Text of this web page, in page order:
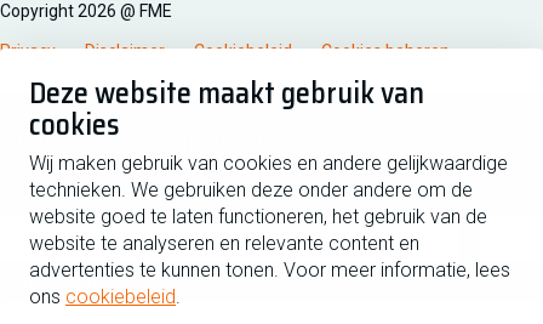
Deze website maakt gebruik van
cookies
Wij maken gebruik van cookies en andere gelijkwaardige
technieken. We gebruiken deze onder andere om de
website goed te laten functioneren, het gebruik van de
website te analyseren en relevante content en
advertenties te kunnen tonen. Voor meer informatie, lees
ons cookiebeleid.
Copyright 2026 @ FME
Privacy Disclaimer Cookiebeleid Cookies beheren
Schrijf je in voor de nieuwsbrief
Voornaam
Achternaam